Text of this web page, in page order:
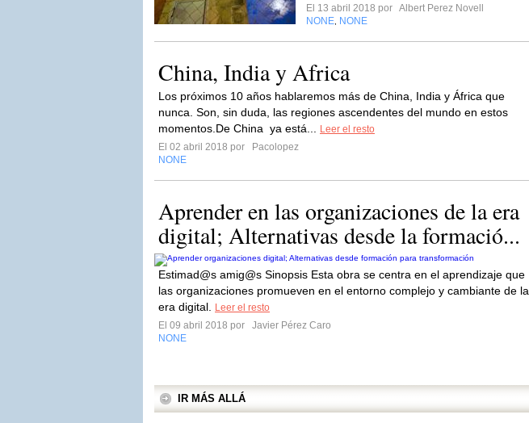
El 13 abril 2018 por Albert Perez Novell
NONE NONE
China, India y Africa
Los próximos 10 años hablaremos más de China, India y África que
nunca. Son, sin duda, las regiones ascendentes del mundo en estos
momentos.De China ya está...
Leer el resto
El 02 abril 2018 por
Pacolopez
NONE
Aprender en las organizaciones de la era
digital; Alternativas desde la formació...
Estimad@s amig@s Sinopsis Esta obra se centra en el aprendizaje que
las organizaciones promueven en el entorno complejo y cambiante de la
era digital.
Leer el resto
El 09 abril 2018 por
Javier Pérez Caro
NONE
IR MÁS ALLÁ